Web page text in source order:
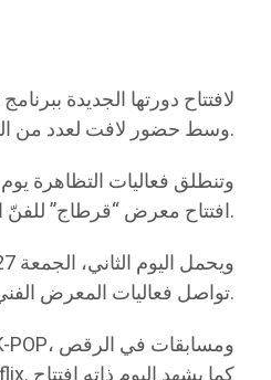
وسط حضور لافت لعدد من الفنانين والمبدعين من تونس وخارجها.
افتتاح معرض “قرطاج” للفنّ التشكيلي الذي يتواصل على امتداد أيام التظاهرة.
تواصل فعاليات المعرض الفني.